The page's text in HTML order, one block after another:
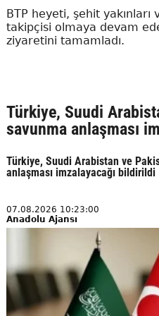
BTP heyeti, şehit
takipçisi olmaya devam
ziyaretini tamamladı.
Türkiye, Suudi
savunma anlaşması
Türkiye, Suudi Arabistan ve
anlaşması imzalayacağı bildirildi
07.08.2026 10:23:00
Anadolu Ajansı